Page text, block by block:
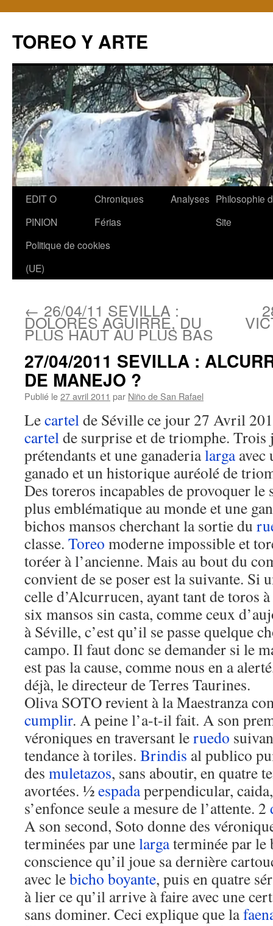
TOREO Y ARTE
Aller
contenu
EDIT O
PINION
Chroniques
Férias
Analyses Philosophie
Site
Politique de cookies
(UE)
← 26/04/11 SEVILLA :
DOLORES AGUIRRE, DU
PLUS HAUT AU PLUS BAS
27/04/2011 SEVILLA :
DE MANEJO ?
Publié le27 avril 2011 par Niño de San Rafael
Lecartelde Séville ce jour 27 Avril
cartelde surprise et de triomphe. Trois
prétendants et une ganaderialargaavec
ganado et un historique auréolé de
Des toreros incapables de provoquer le
plus emblématique au monde et une
bichos mansos cherchant la sortie du
classe. Toreo moderne impossible et
toréer à l’ancienne. Mais au bout du
convient de se poser est la suivante. Si
celle d’Alcurrucen, ayant tant de toros
six mansos sin casta, comme ceux
à Séville, c’est qu’il se passe quelque
campo. Il faut donc se demander si le
est pas la cause, comme nous en a
déjà, le directeur de Terres Taurines.
Oliva SOTO revient à la Maestranza
cumplir. A peine l’a-t-il fait. A son
véroniques en traversant leruedo
tendance à toriles. Brindis al publico
des muletazos, sans aboutir, en quatre
avortées. ½espadaperpendicular,
s’enfonce seule a mesure de l’attente. 2
A son second, Soto donne des
terminées par unelargaterminée par le
conscience qu’il joue sa dernière
avec lebicho boyante, puis en quatre
à lier ce qu’il arrive à faire avec une
sans dominer. Ceci explique que la